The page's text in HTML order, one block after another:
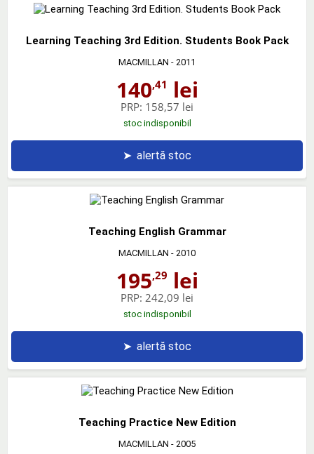
Learning Teaching 3rd Edition. Students Book Pack
MACMILLAN - 2011
140,41 lei
PRP: 158,57 lei
stoc indisponibil
➤ alertă stoc
Teaching English Grammar
MACMILLAN - 2010
195,29 lei
PRP: 242,09 lei
stoc indisponibil
➤ alertă stoc
Teaching Practice New Edition
MACMILLAN - 2005